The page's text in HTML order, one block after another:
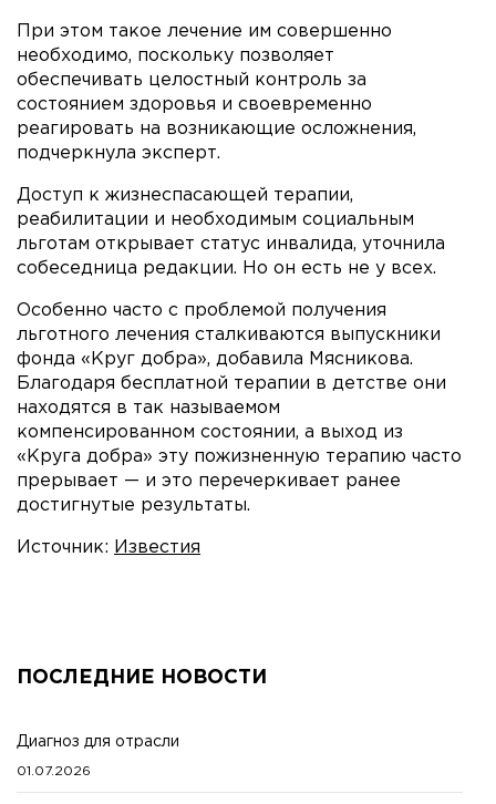
При этом такое лечение им совершенно
необходимо, поскольку позволяет
обеспечивать целостный контроль за
состоянием здоровья и своевременно
реагировать на возникающие осложнения,
подчеркнула эксперт.
Доступ к жизнеспасающей терапии,
реабилитации и необходимым социальным
льготам открывает статус инвалида, уточнила
собеседница редакции. Но он есть не у всех.
Особенно часто с проблемой получения
льготного лечения сталкиваются выпускники
фонда «Круг добра», добавила Мясникова.
Благодаря бесплатной терапии в детстве они
находятся в так называемом
компенсированном состоянии, а выход из
«Круга добра» эту пожизненную терапию часто
прерывает — и это перечеркивает ранее
достигнутые результаты.
Источник: Известия
ПОСЛЕДНИЕ НОВОСТИ
Диагноз для отрасли
01.07.2026